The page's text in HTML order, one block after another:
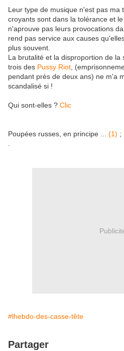
Leur type de musique n'est pas ma
croyants sont dans la tolérance et
n'aprouve pas leurs provocations
rend pas service aux causes
plus souvent.
La brutalité et la disproportion de
trois des Pussy Riot ,
pendant près de deux ans) ne m'a
scandalisé si !
Qui sont-elles ? Clic
Poupées russes, en principe ... (1) ;
#lhebdo-des-casse-tête
Partager